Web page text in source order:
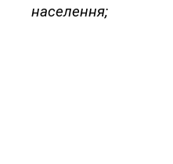
населення;